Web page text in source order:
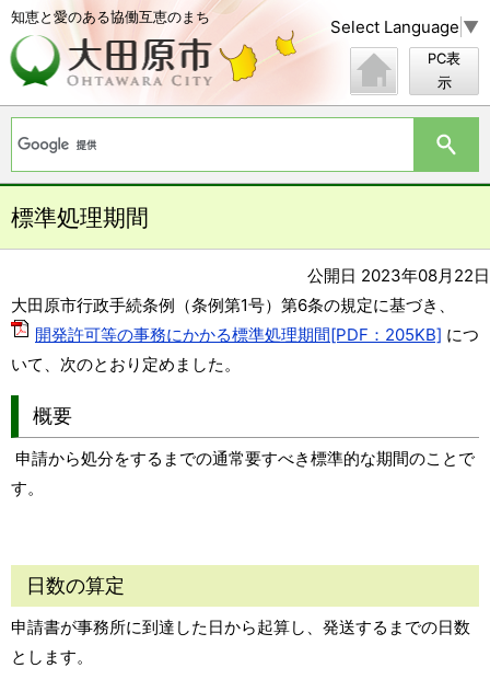
知恵と愛のある協働互恵のまち Select Language ▼
PC表
示
標準処理期間
公開日 2023年08月22日
大田原市行政手続条例（条例第1号）第6条の規定に基づき、
開発許可等の事務にかかる標準処理期間[PDF：205KB] につ
いて、次のとおり定めました。
概要
申請から処分をするまでの通常要すべき標準的な期間のことで
す。
日数の算定
申請書が事務所に到達した日から起算し、発送するまでの日数
とします。